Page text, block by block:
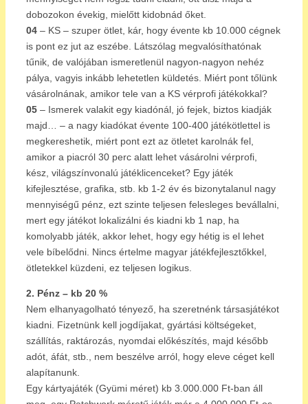
dobozokon évekig, mielőtt kidobnád őket.
04 – KS – szuper ötlet, kár, hogy évente kb 10.000 cégnek
is pont ez jut az eszébe. Látszólag megvalósíthatónak
tűnik, de valójában ismeretlenül nagyon-nagyon nehéz
pálya, vagyis inkább lehetetlen küldetés. Miért pont tőlünk
vásárolnának, amikor tele van a KS vérprofi játékokkal?
05 – Ismerek valakit egy kiadónál, jó fejek, biztos kiadják
majd… – a nagy kiadókat évente 100-400 játékötlettel is
megkereshetik, miért pont ezt az ötletet karolnák fel,
amikor a piacról 30 perc alatt lehet vásárolni vérprofi,
kész, világszínvonalú játéklicenceket? Egy játék
kifejlesztése, grafika, stb. kb 1-2 év és bizonytalanul nagy
mennyiségű pénz, ezt szinte teljesen felesleges bevállalni,
mert egy játékot lokalizálni és kiadni kb 1 nap, ha
komolyabb játék, akkor lehet, hogy egy hétig is el lehet
vele bíbelődni. Nincs értelme magyar játékfejlesztőkkel,
ötletekkel küzdeni, ez teljesen logikus.
2. Pénz – kb 20 %
Nem elhanyagolható tényező, ha szeretnénk társasjátékot
kiadni. Fizetnünk kell jogdíjakat, gyártási költségeket,
szállítás, raktározás, nyomdai előkészítés, majd később
adót, áfát, stb., nem beszélve arról, hogy eleve céget kell
alapítanunk.
Egy kártyajáték (Gyümi méret) kb 3.000.000 Ft-ban áll